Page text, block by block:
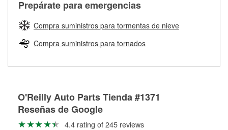
Herramientas de O'Reilly
pueden ser reutilizados, podemos ayudarte a encontrar las
partes de reemplazo correctas para tu reparación.
Rectificación de tambores y discos de freno
averiada o determina los acoplamientos y la longitud
adecuados para que te construyamos una nueva. O'Reilly
Auto Parts tiene las mangueras y los acoples adecuados
para reparar el sistema hidráulico de tu maquinaria
agrícola o de construcción.
Más información acerca del servicio de mangueras
Prepárate para emergencias
Compra suministros para tormentas de nieve
Compra suministros para tornados
O'Reilly Auto Parts Tienda #1371
Reseñas de Google
4.4 rating of 245 reviews